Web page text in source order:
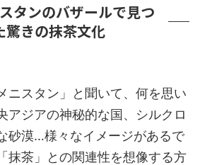
タンのバザールで見つ
驚きの抹茶文化
ニスタン」と聞いて、何を思い
アジアの神秘的な国、シルクロ
砂漠…様々なイメージがあるで
抹茶」との関連性を想像する方